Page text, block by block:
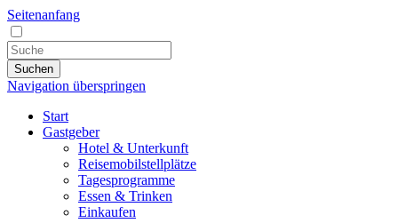
Seitenanfang
Suchen
Navigation überspringen
Start
Gastgeber
Hotel & Unterkunft
Reisemobilstellplätze
Tagesprogramme
Essen & Trinken
Einkaufen